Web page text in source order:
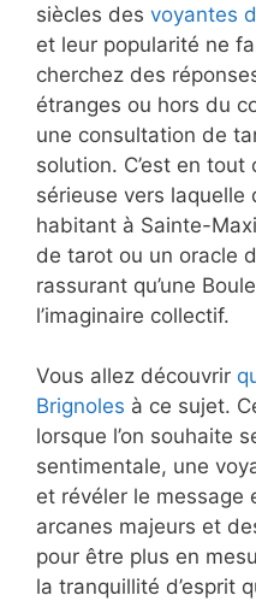
siècles des voyantes
et leur popularité ne
cherchez des
étranges ou hors du
une consultation de
solution. C’est en
sérieuse vers laquelle
habitant à Sainte-
de tarot ou un oracle
rassurant qu’une
l’imaginaire collectif.
Vous allez découvrir
Brignoles à ce sujet.
lorsque l’on souhaite
sentimentale, une
et révéler le message
arcanes majeurs et
pour être plus en
la tranquillité d’esprit